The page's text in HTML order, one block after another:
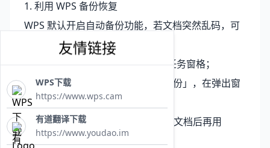
1. 利用 WPS 备份恢复
WPS 默认开启自动备份功能，若文档突然乱码，可
通过备份找回原始版本：
快捷键「Ctrl+F1」调出右侧任务窗格；
点击「备份」→「查看其他备份」，在弹出窗
口中选择最近的备份文件；
双击打开备份文件，另存为新文档后再用
Word 打开。
友情链接
WPS下载
https://www.wps.cam
有道翻译下载
https://www.youdao.im